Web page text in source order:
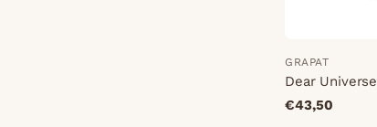
GRAPAT
Dear Universe
€43,50